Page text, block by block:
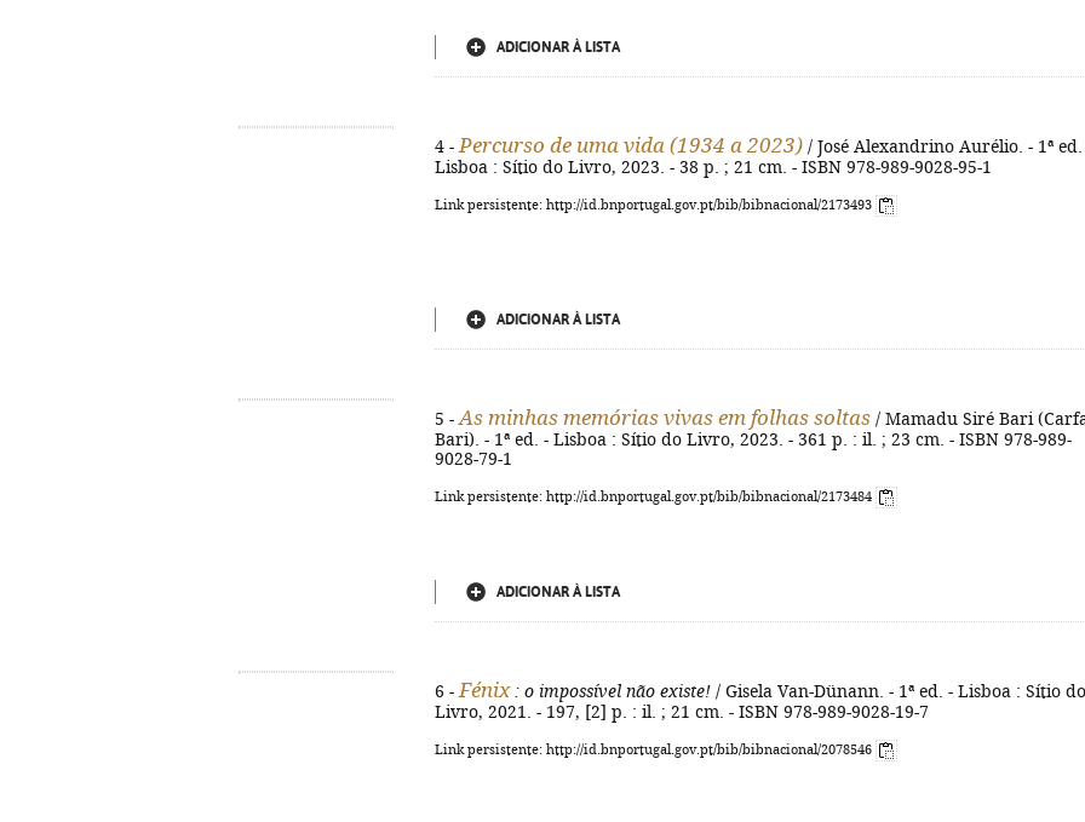
ADICIONAR À LISTA
4 - Percurso de uma vida (1934 a 2023) / José Alexandrino Aurélio. - 1ª ed.
Lisboa : Sítio do Livro, 2023. - 38 p. ; 21 cm. - ISBN 978-989-9028-95-1
Link persistente: http://id.bnportugal.gov.pt/bib/bibnacional/2173493
ADICIONAR À LISTA
5 - As minhas memórias vivas em folhas soltas / Mamadu Siré Bari
Bari). - 1ª ed. - Lisboa : Sítio do Livro, 2023. - 361 p. : il. ; 23 cm. - ISBN 978-989-
9028-79-1
Link persistente: http://id.bnportugal.gov.pt/bib/bibnacional/2173484
ADICIONAR À LISTA
6 - Fénix: o impossível não existe! / Gisela Van-Dünann. - 1ª ed. - Lisboa : Sítio do
Livro, 2021. - 197, [2] p. : il. ; 21 cm. - ISBN 978-989-9028-19-7
Link persistente: http://id.bnportugal.gov.pt/bib/bibnacional/2078546